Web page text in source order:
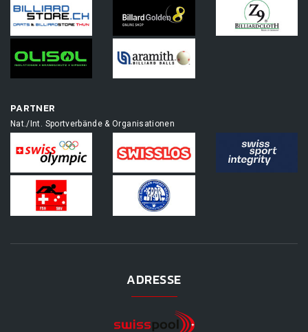
PARTNER
Nat./Int. Sportverbände & Organisationen
ADRESSE